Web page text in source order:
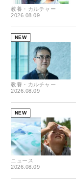
教養・カルチャー
2026.08.09
NEW
教養・カルチャー
2026.08.09
NEW
ニュース
2026.08.09